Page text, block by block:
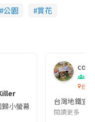
公園 賞花
小螢幕啦!這次的劇本改編
co
吹
台灣
台灣地鐵宣
閱讀更多